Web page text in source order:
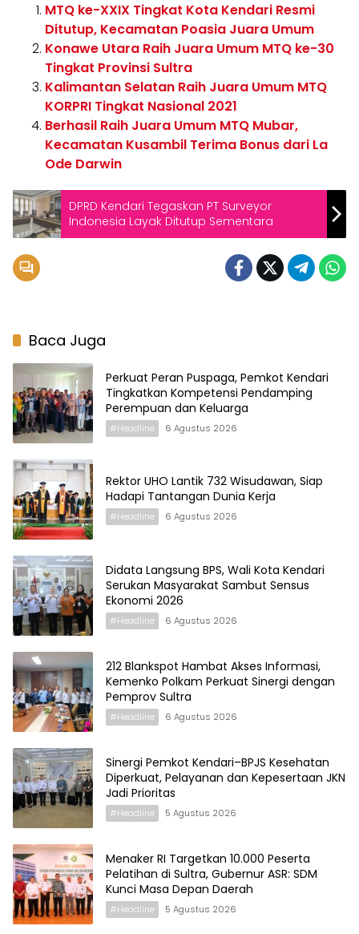
MTQ ke-XXIX Tingkat Kota Kendari Resmi
Ditutup, Kecamatan Poasia Juara Umum
Konawe Utara Raih Juara Umum MTQ ke-30
Tingkat Provinsi Sultra
Kalimantan Selatan Raih Juara Umum MTQ
KORPRI Tingkat Nasional 2021
Berhasil Raih Juara Umum MTQ Mubar,
Kecamatan Kusambil Terima Bonus dari La
Ode Darwin
DPRD Kendari Tegaskan PT Surveyor
Indonesia Layak Ditutup Sementara
Baca Juga
Perkuat Peran Puspaga, Pemkot Kendari
Tingkatkan Kompetensi Pendamping
Perempuan dan Keluarga
#Headline 6 Agustus 2026
Rektor UHO Lantik 732 Wisudawan, Siap
Hadapi Tantangan Dunia Kerja
#Headline 6 Agustus 2026
Didata Langsung BPS, Wali Kota Kendari
Serukan Masyarakat Sambut Sensus
Ekonomi 2026
#Headline 6 Agustus 2026
212 Blankspot Hambat Akses Informasi,
Kemenko Polkam Perkuat Sinergi dengan
Pemprov Sultra
#Headline 6 Agustus 2026
Sinergi Pemkot Kendari–BPJS Kesehatan
Diperkuat, Pelayanan dan Kepesertaan JKN
Jadi Prioritas
#Headline 5 Agustus 2026
Menaker RI Targetkan 10.000 Peserta
Pelatihan di Sultra, Gubernur ASR: SDM
Kunci Masa Depan Daerah
#Headline 5 Agustus 2026